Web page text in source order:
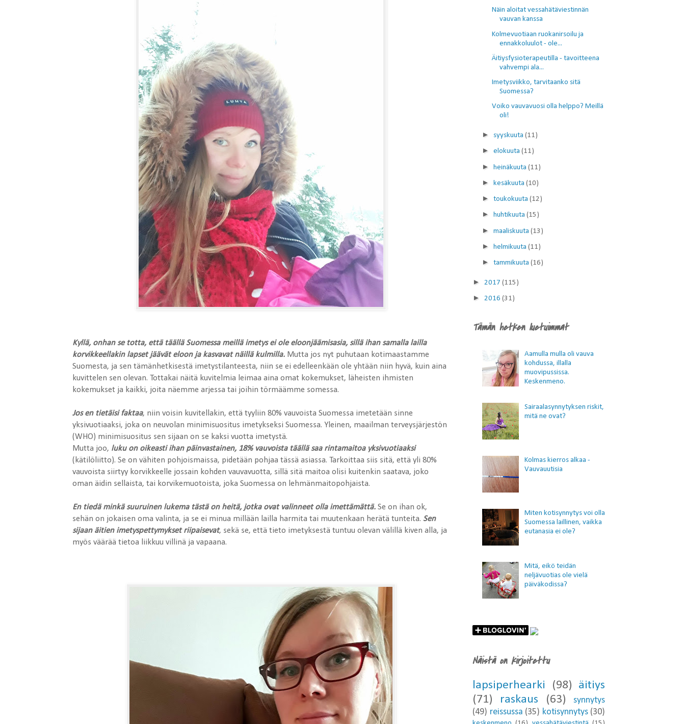
Kyllä, onhan se totta, että täällä Suomessa meillä imetys ei ole eloonjäämisasia, sillä ihan samalla lailla
korvikkeellakin lapset jäävät eloon ja kasvavat näillä kulmilla. Mutta jos nyt puhutaan kotimaastamme
Suomesta, ja sen tämänhetkisestä imetystilanteesta, niin se ei edelleenkään ole yhtään niin hyvä, kuin aina
kuvittelen sen olevan. Tottakai näitä kuvitelmia leimaa aina omat kokemukset, läheisten ihmisten
kokemukset ja kaikki, joita näemme arjessa tai joihin törmäämme somessa.
Jos en tietäisi faktaa, niin voisin kuvitellakin, että tyyliin 80% vauvoista Suomessa imetetään sinne
yksivuotiaaksi, joka on neuvolan minimisuositus imetykseksi Suomessa. Yleinen, maailman terveysjärjestön
(WHO) minimisuositus sen sijaan on se kaksi vuotta imetystä.
Mutta joo, luku on oikeasti ihan päinvastainen, 18% vauvoista täällä saa rintamaitoa yksivuotiaaksi
(kätilöliitto). Se on vähiten pohjoismaissa, pidetään pohjaa tässä asiassa. Tarkoittaa siis sitä, että yli 80%
vauvoista siirtyy korvikkeelle jossain kohden vauvavuotta, sillä sitä maitoa olisi kuitenkin saatava, joko
oman äidin sellaista, tai korvikemuotoista, joka Suomessa on lehmänmaitopohjaista.
En tiedä minkä suuruinen lukema tästä on heitä, jotka ovat valinneet olla imettämättä. Se on ihan ok,
sehän on jokaisen oma valinta, ja se ei minua millään lailla harmita tai muutenkaan herätä tunteita. Sen
sijaan äitien imetyspettymykset riipaisevat, sekä se, että tieto imetyksestä tuntuu olevan välillä kiven alla, ja
myös väärää tietoa liikkuu villinä ja vapaana.
Näin aloitat vessahätäviestinnän
vauvan kanssa
Kolmevuotiaan ruokanirsoilu ja
ennakkoluulot - ole...
Äitiysfysioterapeutilla - tavoitteena
vahvempi ala...
Imetysviikko, tarvitaanko sitä
Suomessa?
Voiko vauvavuosi olla helppo? Meillä
oli!
► syyskuuta (11)
► elokuuta (11)
► heinäkuuta (11)
► kesäkuuta (10)
► toukokuuta (12)
► huhtikuuta (15)
► maaliskuuta (13)
► helmikuuta (11)
► tammikuuta (16)
► 2017 (115)
► 2016 (31)
Tämän hetken luetuimmat
Aamulla mulla oli vauva
kohdussa, illalla
muovipussissa.
Keskenmeno.
Sairaalasynnytyksen riskit,
mitä ne ovat?
Kolmas kierros alkaa -
Vauvauutisia
Miten kotisynnytys voi olla
Suomessa laillinen, vaikka
eutanasia ei ole?
Mitä, eikö teidän
neljävuotias ole vielä
päiväkodissa?
Näistä on kirjoitettu
lapsiperhearki (98)
äitiys
(71)
raskaus (63)
synnytys
(49) reissussa (35) kotisynnytys (30)